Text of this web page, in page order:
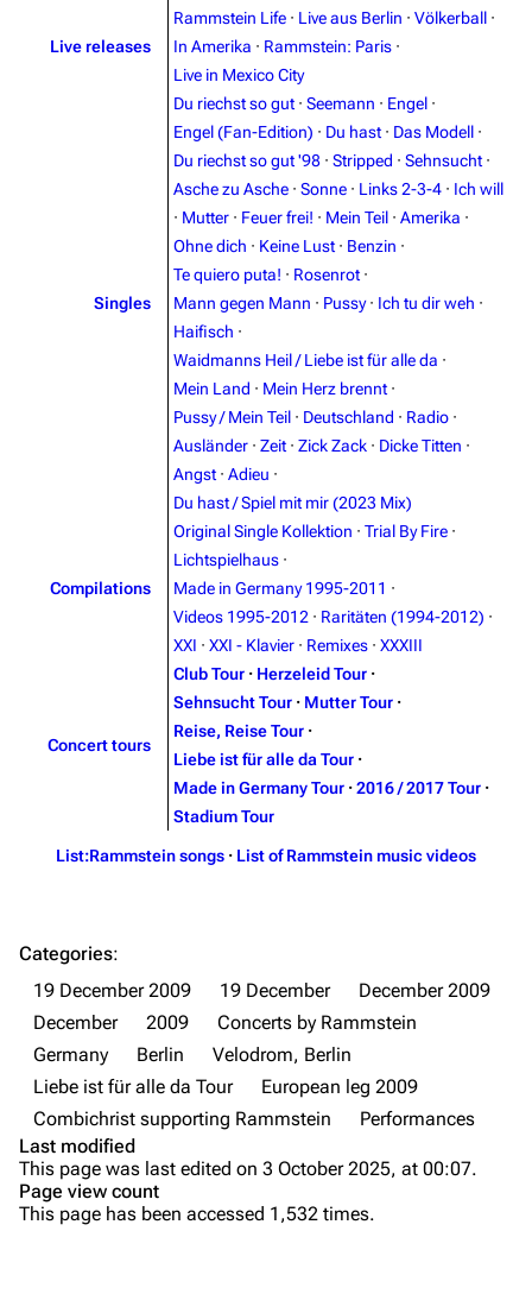
3.4K 12 290.4K
Navigation
Main page
Random page
Rammstein
Information
Discography
Videography
Song list
Merchandise
Emigrate
Discography
Videography
Song list
Merchandise
Lindemann
Information
Discography
Videography
Song list
Tour dates
Discography
Videography
Song list
Tour dates
Merchandise
Discography
Videography
Song list
Members
Purge
Live releases
Rammstein Life · Live aus Berlin · Völkerball ·
In Amerika · Rammstein: Paris ·
Live in Mexico City
Singles
Du riechst so gut · Seemann · Engel ·
Engel (Fan-Edition) · Du hast · Das Modell ·
Du riechst so gut '98 · Stripped · Sehnsucht ·
Asche zu Asche · Sonne · Links 2-3-4 · Ich will
· Mutter · Feuer frei! · Mein Teil · Amerika ·
Ohne dich · Keine Lust · Benzin ·
Te quiero puta! · Rosenrot ·
Mann gegen Mann · Pussy · Ich tu dir weh ·
Haifisch ·
Waidmanns Heil / Liebe ist für alle da ·
Mein Land · Mein Herz brennt ·
Pussy / Mein Teil · Deutschland · Radio ·
Ausländer · Zeit · Zick Zack · Dicke Titten ·
Angst · Adieu ·
Du hast / Spiel mit mir (2023 Mix)
Compilations
Original Single Kollektion · Trial By Fire ·
Lichtspielhaus ·
Made in Germany 1995-2011 ·
Videos 1995-2012 · Raritäten (1994-2012) ·
XXI · XXI - Klavier · Remixes · XXXIII
Concert tours
Club Tour · Herzeleid Tour ·
Sehnsucht Tour · Mutter Tour ·
Reise, Reise Tour ·
Liebe ist für alle da Tour ·
Made in Germany Tour · 2016 / 2017 Tour ·
Stadium Tour
List:Rammstein songs · List of Rammstein music videos
Categories:
19 December 2009
19 December
December 2009
December
2009
Concerts by Rammstein
Germany
Berlin
Velodrom, Berlin
Liebe ist für alle da Tour
European leg 2009
Combichrist supporting Rammstein
Performances
Last modified
This page was last edited on 3 October 2025, at 00:07.
Page view count
This page has been accessed 1,532 times.